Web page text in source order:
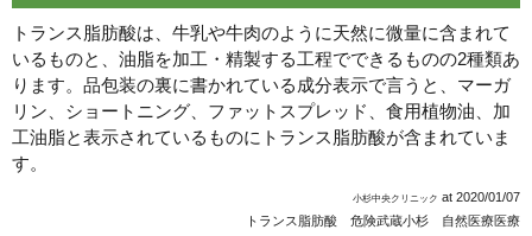
トランス脂肪酸は、牛乳や牛肉のように天然に微量に含まれて
いるものと、油脂を加工・精製する工程でできるものの2種類あ
ります。品包装の裏に書かれている成分表示で言うと、マーガ
リン、ショートニング、ファットスプレッド、食用植物油、加
工油脂と表示されているものにトランス脂肪酸が含まれていま
す。
小杉中央クリニック at 2020/01/07
トランス脂肪酸 危険武蔵小杉 自然医療医療